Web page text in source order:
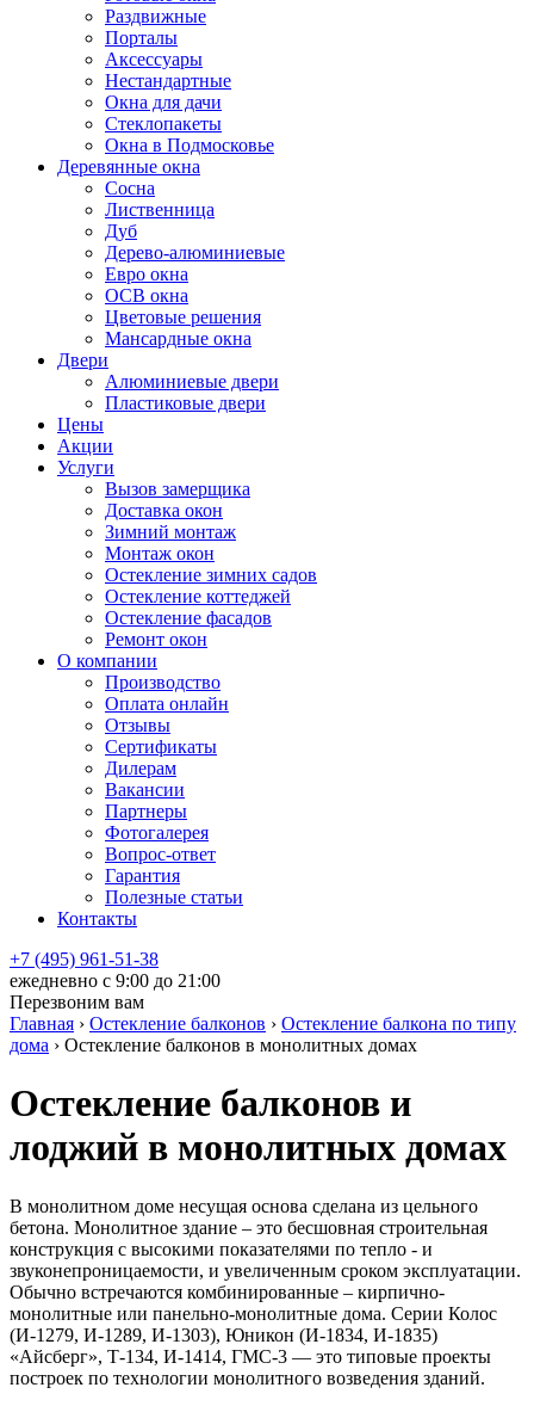
Раздвижные
Порталы
Аксессуары
Нестандартные
Окна для дачи
Стеклопакеты
Окна в Подмосковье
Деревянные окна
Сосна
Лиственница
Дуб
Дерево-алюминиевые
Евро окна
ОСВ окна
Цветовые решения
Мансардные окна
Двери
Алюминиевые двери
Пластиковые двери
Цены
Акции
Услуги
Вызов замерщика
Доставка окон
Зимний монтаж
Монтаж окон
Остекление зимних садов
Остекление коттеджей
Остекление фасадов
Ремонт окон
О компании
Производство
Оплата онлайн
Отзывы
Сертификаты
Дилерам
Вакансии
Партнеры
Фотогалерея
Вопрос-ответ
Гарантия
Полезные статьи
Контакты
+7 (495) 961-51-38
ежедневно c 9:00 до 21:00
Перезвоним вам
Главная › Остекление балконов › Остекление балкона по типу
дома › Остекление балконов в монолитных домах
Остекление балконов и
лоджий в монолитных домах
В монолитном доме несущая основа сделана из цельного
бетона. Монолитное здание – это бесшовная строительная
конструкция с высокими показателями по тепло - и
звуконепроницаемости, и увеличенным сроком эксплуатации.
Обычно встречаются комбинированные – кирпично-
монолитные или панельно-монолитные дома. Серии Колос
(И-1279, И-1289, И-1303), Юникон (И-1834, И-1835)
«Айсберг», Т-134, И-1414, ГМС-3 — это типовые проекты
построек по технологии монолитного возведения зданий.